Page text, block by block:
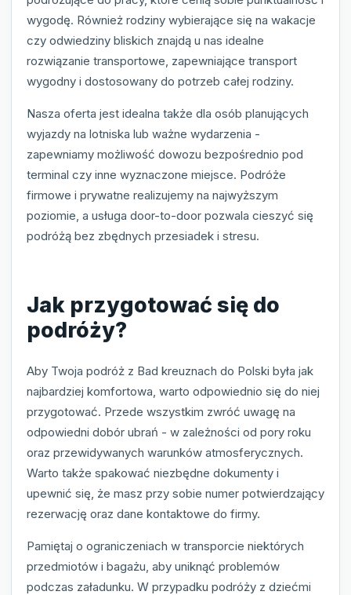
wygodę. Również rodziny wybierające się na wakacje
czy odwiedziny bliskich znajdą u nas idealne
rozwiązanie transportowe, zapewniające transport
wygodny i dostosowany do potrzeb całej rodziny.
Nasza oferta jest idealna także dla osób planujących
wyjazdy na lotniska lub ważne wydarzenia -
zapewniamy możliwość dowozu bezpośrednio pod
terminal czy inne wyznaczone miejsce. Podróże
firmowe i prywatne realizujemy na najwyższym
poziomie, a usługa door-to-door pozwala cieszyć się
podróżą bez zbędnych przesiadek i stresu.
Jak przygotować się do
podróży?
Aby Twoja podróż z Bad kreuznach do Polski była jak
najbardziej komfortowa, warto odpowiednio się do niej
przygotować. Przede wszystkim zwróć uwagę na
odpowiedni dobór ubrań - w zależności od pory roku
oraz przewidywanych warunków atmosferycznych.
Warto także spakować niezbędne dokumenty i
upewnić się, że masz przy sobie numer potwierdzający
rezerwację oraz dane kontaktowe do firmy.
Pamiętaj o ograniczeniach w transporcie niektórych
przedmiotów i bagażu, aby uniknąć problemów
podczas załadunku. W przypadku podróży z dziećmi